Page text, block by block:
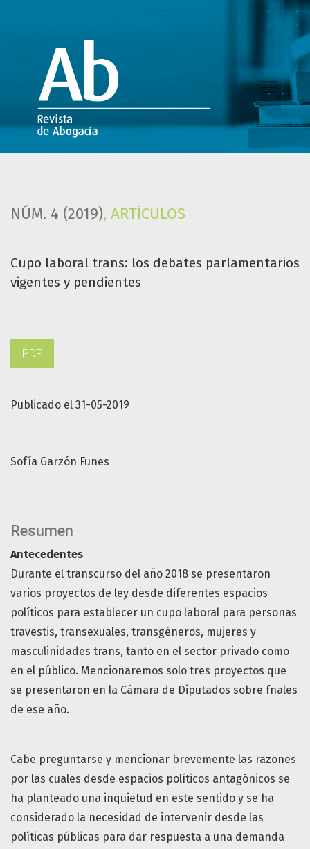
Cupo laboral trans: los debates parlamentarios vigentes
NÚM. 4 (2019), ARTÍCULOS
Cupo laboral trans: los debates parlamentarios
vigentes y pendientes
Publicado el 31-05-2019
PDF
Sofía Garzón Funes
Resumen
Antecedentes
Durante el transcurso del año 2018 se presentaron
varios proyectos de ley desde diferentes espacios
políticos para establecer un cupo laboral para personas
travestis, transexuales, transgéneros, mujeres y
masculinidades trans, tanto en el sector privado como
en el público. Mencionaremos solo tres proyectos que
se presentaron en la Cámara de Diputados sobre fnales
de ese año.
Cabe preguntarse y mencionar brevemente las razones
por las cuales desde espacios políticos antagónicos se
ha planteado una inquietud en este sentido y se ha
considerado la necesidad de intervenir desde las
políticas públicas para dar respuesta a una demanda